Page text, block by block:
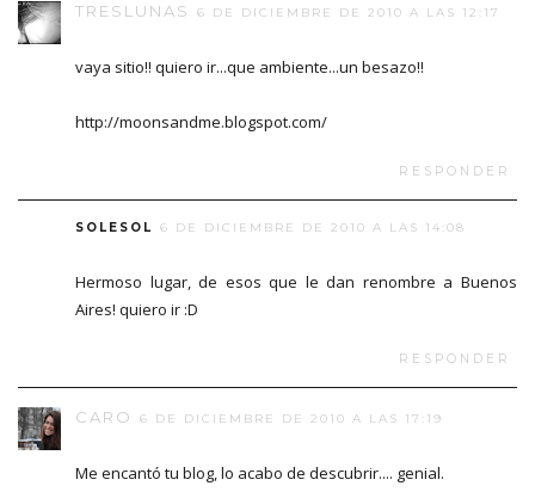
TRESLUNAS 6 DE DICIEMBRE DE 2010 A LAS 12:17
vaya sitio!! quiero ir...que ambiente...un besazo!!
http://moonsandme.blogspot.com/
RESPONDER
SOLESOL 6 DE DICIEMBRE DE 2010 A LAS 14:08
Hermoso lugar, de esos que le dan renombre a Buenos
Aires! quiero ir :D
RESPONDER
CARO 6 DE DICIEMBRE DE 2010 A LAS 17:19
Me encantó tu blog, lo acabo de descubrir.... genial.